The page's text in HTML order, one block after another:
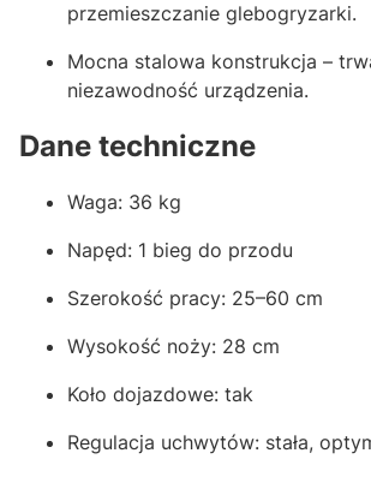
przemieszczanie glebogryzarki.
Mocna stalowa konstrukcja –
niezawodność urządzenia.
Dane techniczne
Waga: 36 kg
Napęd: 1 bieg do przodu
Szerokość pracy: 25–60 cm
Wysokość noży: 28 cm
Koło dojazdowe: tak
Regulacja uchwytów: stała,